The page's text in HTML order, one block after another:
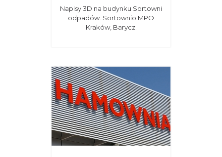
Napisy 3D na budynku Sortowni
odpadów. Sortownio MPO
Kraków, Barycz.